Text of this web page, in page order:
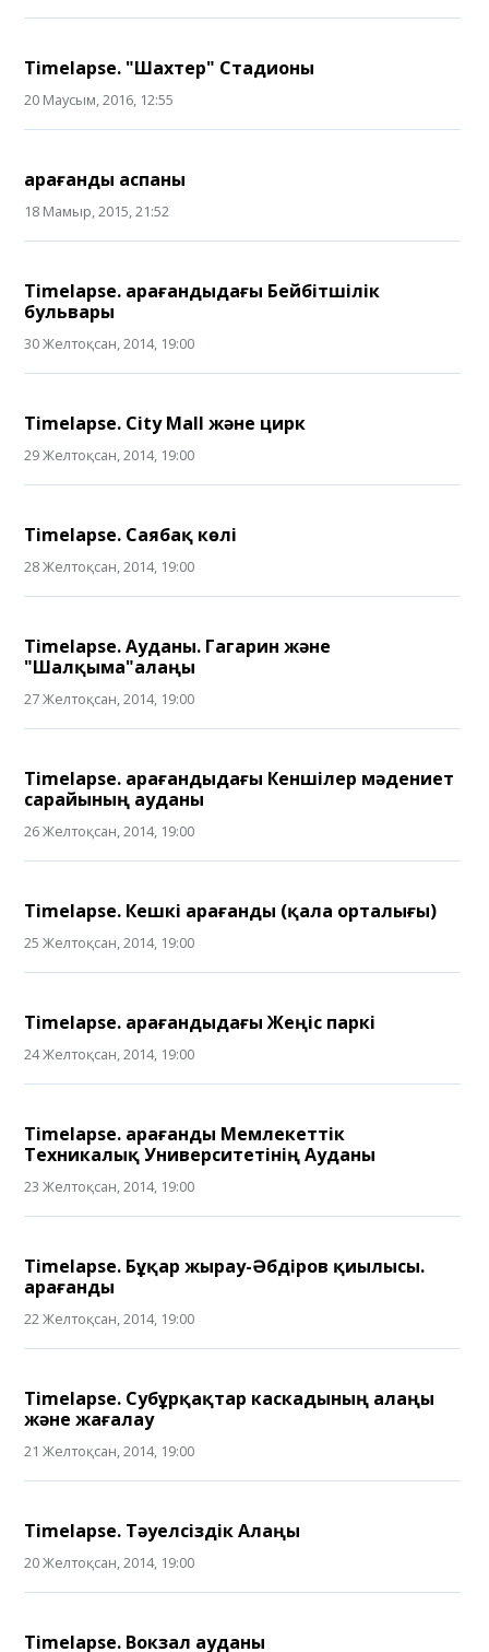
Timelapse. "Шахтер" Стадионы
20 Маусым, 2016, 12:55
Қарағанды аспаны
18 Мамыр, 2015, 21:52
Timelapse. Қарағандыдағы Бейбітшілік
бульвары
30 Желтоқсан, 2014, 19:00
Timelapse. City Mall және цирк
29 Желтоқсан, 2014, 19:00
Timelapse. Саябақ көлі
28 Желтоқсан, 2014, 19:00
Timelapse. Ауданы. Гагарин және
"Шалқыма"алаңы
27 Желтоқсан, 2014, 19:00
Timelapse. Қарағандыдағы Кеншілер мәдениет
сарайының ауданы
26 Желтоқсан, 2014, 19:00
Timelapse. Кешкі Қарағанды (қала орталығы)
25 Желтоқсан, 2014, 19:00
Timelapse. Қарағандыдағы Жеңіс паркі
24 Желтоқсан, 2014, 19:00
Timelapse. Қарағанды Мемлекеттік
Техникалық Университетінің Ауданы
23 Желтоқсан, 2014, 19:00
Timelapse. Бұқар жырау-Әбдіров қиылысы.
Қарағанды
22 Желтоқсан, 2014, 19:00
Timelapse. Субұрқақтар каскадының алаңы
және жағалау
21 Желтоқсан, 2014, 19:00
Timelapse. Тәуелсіздік Алаңы
20 Желтоқсан, 2014, 19:00
Timelapse. Вокзал ауданы